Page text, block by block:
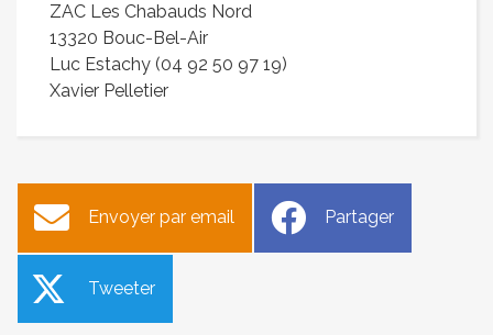
ZAC Les Chabauds Nord
13320 Bouc-Bel-Air
Luc Estachy (04 92 50 97 19)
Xavier Pelletier
Envoyer par email Partager
Tweeter